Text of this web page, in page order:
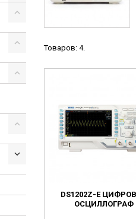
Видеокольпоскопы
Видеоэндоскопические
Гематологические
Инкубаторы для
ИФА-анализаторы и вошеры
Коагулометрия
Насосы шприцевые и
ПЦР анализаторы
Товаров: 4.
DS1202Z-E
ОСЦИЛЛОГРАФ